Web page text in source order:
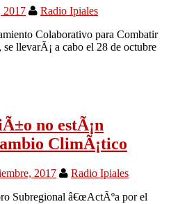
2017
Radio Ipiales
Colaborativo para Combatir
llevarÃ¡ a cabo el 28 de octubre
no estÃ¡n
ClimÃ¡tico
2017
Radio Ipiales
Subregional â€œActÃºa por el